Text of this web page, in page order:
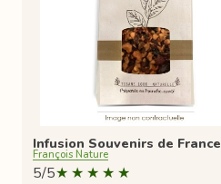
Infusion Souvenirs de France
François Nature
5/5